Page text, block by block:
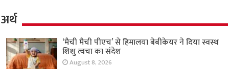
अर्थ
‘मैची मैची पीएच’ से हिमालया बेबीकेयर ने दिया स्वस्थ
शिशु त्वचा का संदेश
August 8, 2026